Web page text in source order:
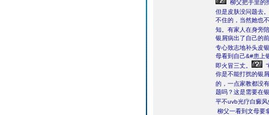
柳父把手里的
但是皮肤没问题去。
不住的，当然她也
知。有家人在身旁
银屑病出了自己的
专心致志地补头皮
母看到自己&#患上
即火冒三丈。
你是不能打扰的银
的，一点家教都没
题吗？这是需要在
平不uvb光疗白癜
柳父一看到文母要